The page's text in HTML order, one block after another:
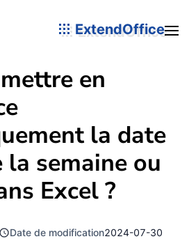
ExtendOffice
en
la date
la semaine ou
Excel ?
Date de modification2024-07-30